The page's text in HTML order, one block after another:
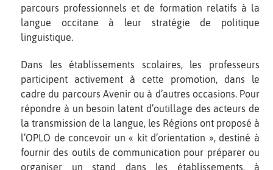
parcours professionnels et de formation relatifs à la
langue occitane à leur stratégie de politique
linguistique.
Dans les établissements scolaires, les professeurs
participent activement à cette promotion, dans le
cadre du parcours Avenir ou à d’autres occasions. Pour
répondre à un besoin latent d’outillage des acteurs de
la transmission de la langue, les Régions ont proposé à
l’OPLO de concevoir un « kit d’orientation », destiné à
fournir des outils de communication pour préparer ou
organiser un stand dans les établissements, à